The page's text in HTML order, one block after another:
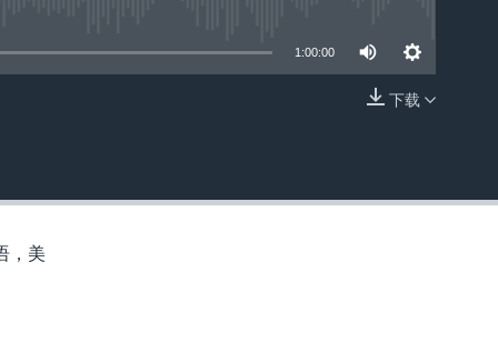
1:00:00
下载
，美